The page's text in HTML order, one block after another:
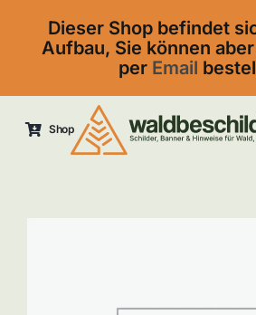
content
Dieser Shop befindet
Aufbau, Sie können
per Email
Shop